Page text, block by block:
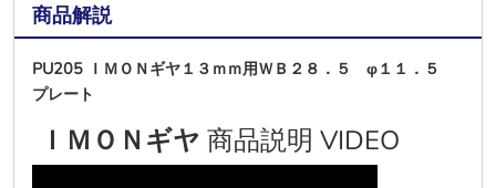
商品解説
PU205 ＩＭＯＮギヤ１３ｍｍ用ＷＢ２８．５ φ１１．５
プレート
ＩＭＯＮギヤ 商品説明 VIDEO